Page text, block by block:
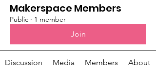
Makerspace Members
Public · 1 member
Join
Discussion Media Members About